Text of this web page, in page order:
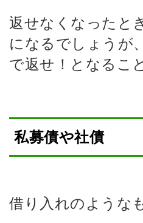
返せなくなったと
になるでしょうが
で返せ！となるこ
私募債や社債
借り入れのような